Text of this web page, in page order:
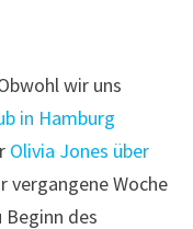
wir uns
in Hamburg
Olivia Jones über
vergangene Woche
Beginn des